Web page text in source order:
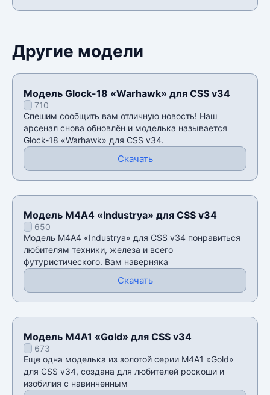
Другие модели
Модель Glock-18 «Warhawk» для CSS v34
710
Спешим сообщить вам отличную новость! Наш
арсенал снова обновлён и моделька называется
Glock-18 «Warhawk» для CSS v34.
Скачать
Модель М4А4 «Industrya» для CSS v34
650
Модель М4А4 «Industrya» для CSS v34 понравиться
любителям техники, железа и всего
футуристического. Вам наверняка
Скачать
Модель M4A1 «Gold» для CSS v34
673
Еще одна моделька из золотой серии M4A1 «Gold»
для CSS v34, создана для любителей роскоши и
изобилия с навинченным